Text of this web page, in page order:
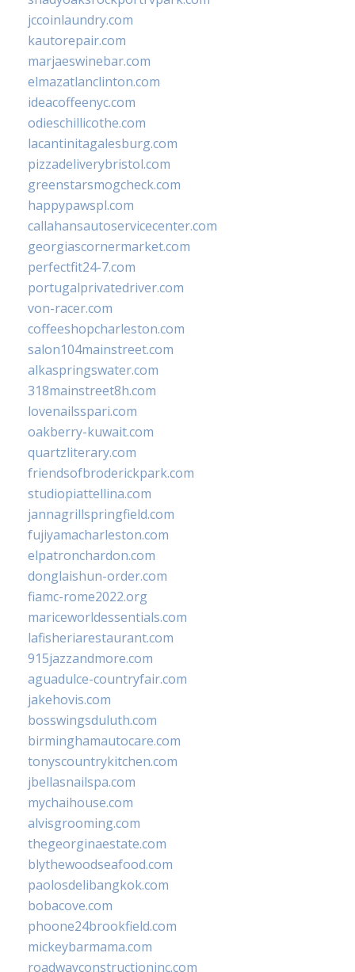
jccoinlaundry.com
kautorepair.com
marjaeswinebar.com
elmazatlanclinton.com
ideacoffeenyc.com
odieschillicothe.com
lacantinitagalesburg.com
pizzadeliverybristol.com
greenstarsmogcheck.com
happypawspl.com
callahansautoservicecenter.com
georgiascornermarket.com
perfectfit24-7.com
portugalprivatedriver.com
von-racer.com
coffeeshopcharleston.com
salon104mainstreet.com
alkaspringswater.com
318mainstreet8h.com
lovenailsspari.com
oakberry-kuwait.com
quartzliterary.com
friendsofbroderickpark.com
studiopiattellina.com
jannagrillspringfield.com
fujiyamacharleston.com
elpatronchardon.com
donglaishun-order.com
fiamc-rome2022.org
mariceworldessentials.com
lafisheriarestaurant.com
915jazzandmore.com
aguadulce-countryfair.com
jakehovis.com
bosswingsduluth.com
birminghamautocare.com
tonyscountrykitchen.com
jbellasnailspa.com
mychaihouse.com
alvisgrooming.com
thegeorginaestate.com
blythewoodseafood.com
paolosdelibangkok.com
bobacove.com
phoone24brookfield.com
mickeybarmama.com
roadwayconstructioninc.com